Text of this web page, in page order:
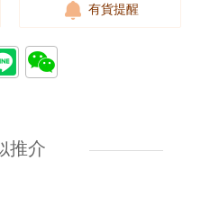
有貨提醒
推介